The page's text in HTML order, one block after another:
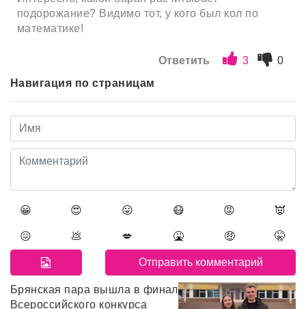
подорожание? Видимо тот, у кого был кол по
математике!
Ответить 3
0
Навигация по страницам
😀 😍 😛 😷 😡 👿
😖 💩 💋 🤮 🤑 🤫
Брянская пара вышла в финал
Всероссийского конкурса